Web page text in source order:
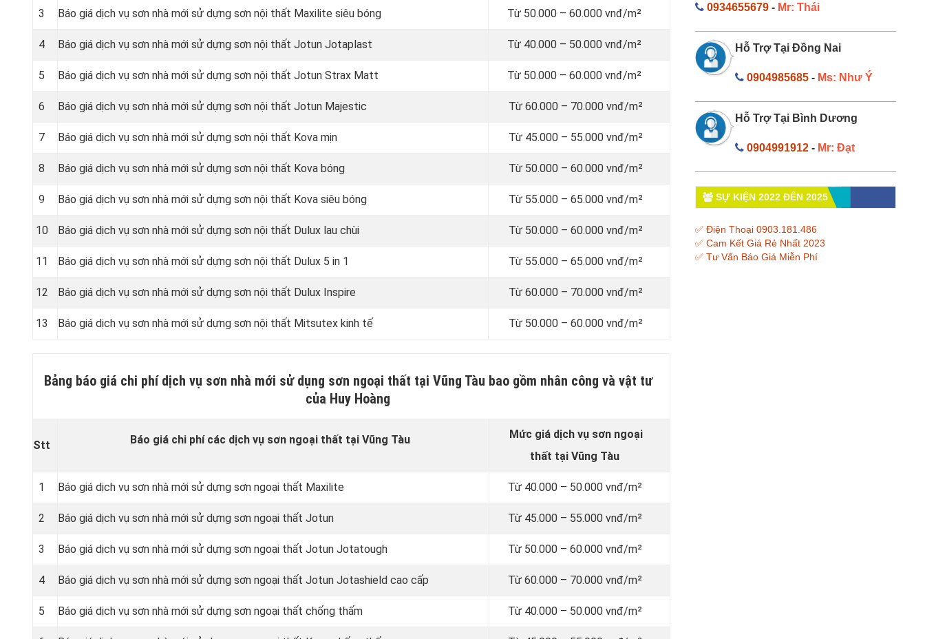
3 Báo giá dịch vụ sơn nhà mới sử dựng sơn nội thất Maxilite siêu bóng Từ 50.000 – 60.000 vnđ/m²
4 Báo giá dịch vụ sơn nhà mới sử dựng sơn nội thất Jotun Jotaplast Từ 40.000 – 50.000 vnđ/m²
5 Báo giá dịch vụ sơn nhà mới sử dựng sơn nội thất Jotun Strax Matt Từ 50.000 – 60.000 vnđ/m²
6 Báo giá dịch vụ sơn nhà mới sử dựng sơn nội thất Jotun Majestic Từ 60.000 – 70.000 vnđ/m²
7 Báo giá dịch vụ sơn nhà mới sử dựng sơn nội thất Kova mịn Từ 45.000 – 55.000 vnđ/m²
8 Báo giá dịch vụ sơn nhà mới sử dựng sơn nội thất Kova bóng Từ 50.000 – 60.000 vnđ/m²
9 Báo giá dịch vụ sơn nhà mới sử dựng sơn nội thất Kova siêu bóng Từ 55.000 – 65.000 vnđ/m²
10 Báo giá dịch vụ sơn nhà mới sử dựng sơn nội thất Dulux lau chùi Từ 50.000 – 60.000 vnđ/m²
11 Báo giá dịch vụ sơn nhà mới sử dựng sơn nội thất Dulux 5 in 1 Từ 55.000 – 65.000 vnđ/m²
12 Báo giá dịch vụ sơn nhà mới sử dựng sơn nội thất Dulux Inspire Từ 60.000 – 70.000 vnđ/m²
13 Báo giá dịch vụ sơn nhà mới sử dựng sơn nội thất Mitsutex kinh tế Từ 50.000 – 60.000 vnđ/m²
Bảng báo giá chi phí dịch vụ sơn nhà mới sử dụng sơn ngoại thất tại Vũng Tàu bao gồm nhân công và vật tư
của Huy Hoàng
Stt Báo giá chi phí các dịch vụ sơn ngoại thất tại Vũng Tàu Mức giá dịch vụ sơn ngoại
thất tại Vũng Tàu
1 Báo giá dịch vụ sơn nhà mới sử dựng sơn ngoại thất Maxilite Từ 40.000 – 50.000 vnđ/m²
2 Báo giá dịch vụ sơn nhà mới sử dựng sơn ngoại thất Jotun Từ 45.000 – 55.000 vnđ/m²
3 Báo giá dịch vụ sơn nhà mới sử dựng sơn ngoại thất Jotun Jotatough Từ 50.000 – 60.000 vnđ/m²
4 Báo giá dịch vụ sơn nhà mới sử dựng sơn ngoại thất Jotun Jotashield cao cấp Từ 60.000 – 70.000 vnđ/m²
5 Báo giá dịch vụ sơn nhà mới sử dựng sơn ngoại thất chống thấm Từ 40.000 – 50.000 vnđ/m²
0934655679- Mr: Thái
Hỗ Trợ Tại Đồng Nai
0904985685 - Ms: Như Ý
Hỗ Trợ Tại Bình Dương
0904991912 - Mr: Đạt
SỰ KIỆN 2022 ĐẾN 2025
✅ Điện Thoại 0903.181.486
✅ Cam Kết Giá Rẻ Nhất 2023
✅ Tư Vấn Báo Giá Miễn Phí